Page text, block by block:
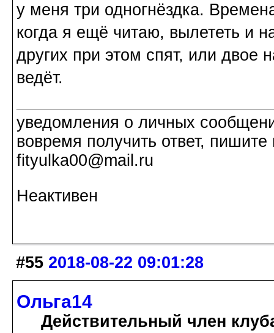
у меня три одногнёздка.
когда я ещё читаю, вылететь и
других при этом спят, или двое
ведёт.
уведомления о личных
вовремя получить ответ,
fityulka00@mail.ru
Неактивен
#55 2018-08-22 09:01:28
Ольга14
Действительный член